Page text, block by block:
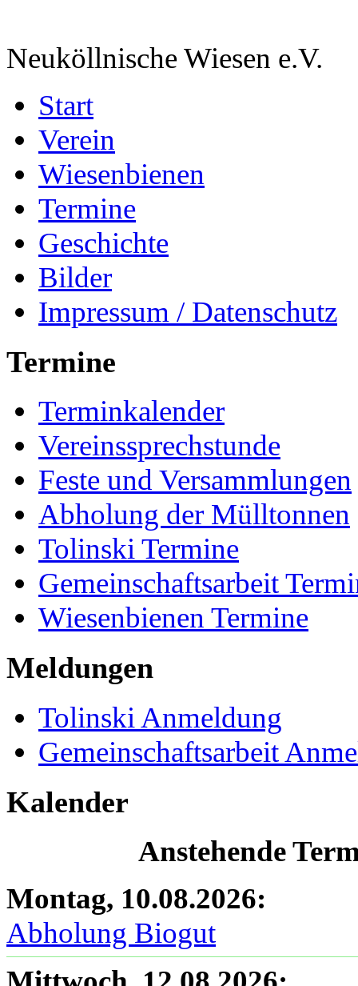
Neuköllnische Wiesen e.V.
Start
Verein
Wiesenbienen
Termine
Geschichte
Bilder
Impressum / Datenschutz
Termine
Terminkalender
Vereinssprechstunde
Feste und Versammlungen
Abholung der Mülltonnen
Tolinski Termine
Gemeinschaftsarbeit
Wiesenbienen Termine
Meldungen
Tolinski Anmeldung
Gemeinschaftsarbeit
Kalender
Anstehende
Montag, 10.08.2026:
Abholung Biogut